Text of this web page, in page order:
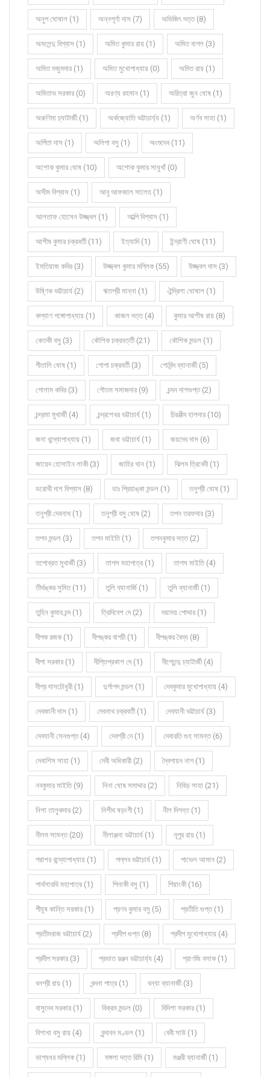
অনুপ ঘোষাল (1) অন্নপূর্ণা দাস (7) অভিজিৎ দত্ত (8)
অমলেন্দু বিশ্বাস (1) অমিত কুমার রায় (1) অমিত বাগল (3)
অমিত মজুমদার (1) অমিত মুখোপাধ্যায় (0) অমিত রায় (1)
অমিতাভ সরকার (0) অরণ্য রহমান (1) অরিত্রা জুন ঘোষ (1)
অরুণিমা চ্যাটার্জী (1) অর্কজ্যোতি ভট্টাচার্য্য (1) অর্ণব সাহা (1)
অর্পিতা দাস (1) অলিপা বসু (1) অংশুদেব (11)
অশোক কুমার ঘোষ (10) অশোক কুমার সাধুখাঁ (0)
অসীম বিশ্বাস (1) আবু আফজাল সালেহ (1)
আলতাফ হোসেন উজ্জ্বল (1) আল্পি বিশ্বাস (1)
আশীষ কুমার চক্রবর্তী (11) ইত্যাদি (1) ইন্দ্রাণী ঘোষ (11)
ইমতিয়াজ কবির (3) উজ্জ্বল কুমার মল্লিক (55) উজ্জ্বল দাস (3)
উষ্ণিক ভট্টাচার্য (2) ঋতশ্রী মান্না (1) ঐন্দ্রিলা ঘোষাল (1)
কল্যাণ গঙ্গোপাধ্যায় (1) কাজল দত্ত (4) কুমার আশীষ রায় (8)
কেতকী বসু (3) কৌশিক চক্রবর্ত্তী (21) কৌশিক মন্ডল (1)
গীতালি ঘোষ (1) গোপা চক্রবর্তী (3) গোবিন্দ ব্যানার্জী (5)
গোলাম কবির (3) গৌতম সমাজদার (9) চন্দন দাশগুপ্ত (2)
চন্দ্রমা মুখার্জী (4) চন্দ্রশেখর ভট্টাচার্য (1) চিরঞ্জীব হালদার (10)
জনা বন্দ্যোপাধ্যায় (1) জবা ভট্টাচার্য (1) জয়দেব দাস (6)
জায়েদ হোসাইন লাকী (3) জাহির খান (1) ঝিলম ত্রিবেদী (1)
ডরোথী দাশ বিশ্বাস (8) ডাঃ প্রিয়াঙ্কা মন্ডল (1) তনুশ্রী ঘোষ (1)
তনুশ্রী দেবনাথ (1) তনুশ্রী বসু ঘোষ (2) তপন তরফদার (3)
তপন মন্ডল (3) তপন মাইতি (1) তপনকুমার দত্ত (2)
তপোব্রত মুখার্জী (3) তাপস মহাপাত্র (1) তাপস মাইতি (4)
তীর্থঙ্কর সুমিত (11) তুলি ব্যানার্জি (1) তুলি ব্যানার্জী (1)
তুহিন কুমার চন্দ (1) ত্রিদিবেশ দে (2) দয়াময় পোদ্দার (1)
দীপক রজক (1) দীপঙ্কর বাগচী (1) দীপঙ্কর বৈদ্য (8)
দীপা সরকার (1) দীপ্তিপ্রকাশ দে (1) দীপ্তেন্দু চ্যাটার্জী (4)
দীপ্র দাসচৌধুরী (1) দুর্গাপদ মন্ডল (1) দেবকুমার মুখোপাধ্যায় (4)
দেবজানী দাস (1) দেবনাথ চক্রবর্তী (1) দেবযানী ভট্টাচার্য (3)
দেবযানী সেনগুপ্ত (4) দেবশ্রী দে (1) দেবারতি গুহ সামন্ত (6)
দেবাশিস সাহা (1) দেবী অধিকারী (2) দ্বৈপায়ন নাগ (1)
নবকুমার মাইতি (9) নিনা ঘোষ সমাদ্দার (2) নিবিড় সাহা (21)
নিশা তালুকদার (2) নিশীথ ষড়ংগী (1) নীল দিগন্ত (1)
নীলম সামন্ত (20) নীলাঞ্জনা ভট্টাচার্য (1) নূপুর রায় (1)
পরাশর বন্দ্যোপাধ্যায় (1) পল্লব ভট্টাচার্য (1) পাভেল আমান (2)
পার্থসারথি মহাপাত্র (1) পিনাকী বসু (1) পিয়াংকী (16)
পীযূষ কান্তি সরকার (1) প্রণব কুমার বসু (5) প্রতীতি গুপ্ত (1)
প্রতীমরাজ ভট্টাচার্য (2) প্রদীপ গুপ্ত (8) প্রদীপ মুখোপাধ্যায় (4)
প্রদীপ সরকার (3) প্রভাত রঞ্জন ভট্টাচার্য্য (4) প্রাণজি বসাক (1)
বনশ্রী রায় (1) বন্দনা পাত্র (1) বন্যা ব্যানার্জী (3)
বাসুদেব সরকার (1) বিক্রম মন্ডল (0) বিদিশা সরকার (1)
বিশাখা বসু রায় (4) বৃন্দাবন মণ্ডল (1) বেবী সাউ (1)
ভাগ্যধর মল্লিক (1) মঙ্গলা দত্ত রিমি (1) মঞ্জরী ব্যানার্জী (1)